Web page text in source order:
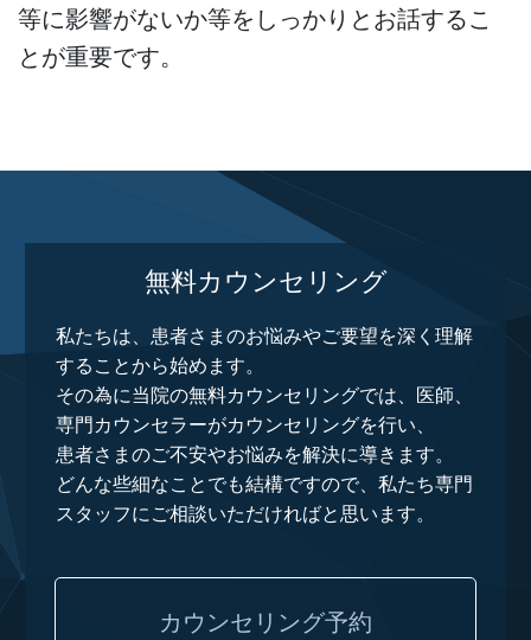
等に影響がないか等をしっかりとお話するこ
とが重要です。
無料カウンセリング
私たちは、患者さまのお悩みやご要望を深く理解
することから始めます。
その為に当院の無料カウンセリングでは、医師、
専門カウンセラーがカウンセリングを行い、
患者さまのご不安やお悩みを解決に導きます。
どんな些細なことでも結構ですので、私たち専門
スタッフにご相談いただければと思います。
カウンセリング予約